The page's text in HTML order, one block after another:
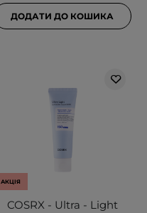
ДОДАТИ ДО КОШИКА
АКЦІЯ
COSRX - Ultra - Light